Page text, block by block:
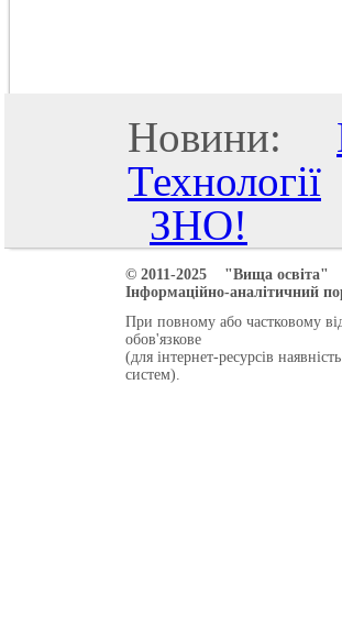
Новини:
Технології
ЗНО!
© 2011-2025 "Вища освіта"
Інформаційно-аналітичний
При повному або частковому
обов'язкове
(для інтернет-ресурсів
систем).